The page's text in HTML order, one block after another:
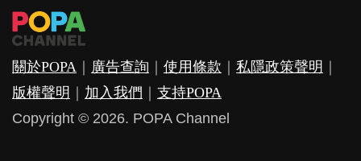
關於POPA ｜ 廣告查詢 ｜ 使用條款 ｜ 私隱政策聲明 ｜
版權聲明 ｜ 加入我們 ｜ 支持POPA
Copyright © 2026. POPA Channel